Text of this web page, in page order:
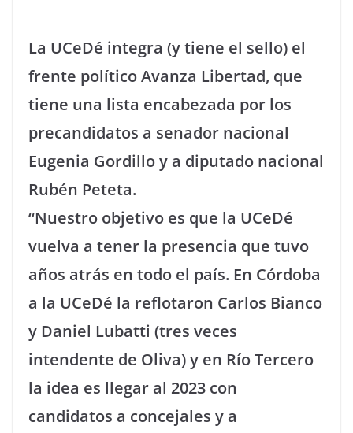
La UCeDé integra (y tiene el sello) el
frente político Avanza Libertad, que
tiene una lista encabezada por los
precandidatos a senador nacional
Eugenia Gordillo y a diputado nacional
Rubén Peteta.
“Nuestro objetivo es que la UCeDé
vuelva a tener la presencia que tuvo
años atrás en todo el país. En Córdoba
a la UCeDé la reflotaron Carlos Bianco
y Daniel Lubatti (tres veces
intendente de Oliva) y en Río Tercero
la idea es llegar al 2023 con
candidatos a concejales y a